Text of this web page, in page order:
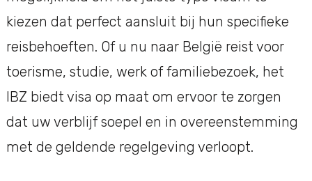
kiezen dat perfect aansluit bij hun specifieke
reisbehoeften. Of u nu naar België reist voor
toerisme, studie, werk of familiebezoek, het
IBZ biedt visa op maat om ervoor te zorgen
dat uw verblijf soepel en in overeenstemming
met de geldende regelgeving verloopt.